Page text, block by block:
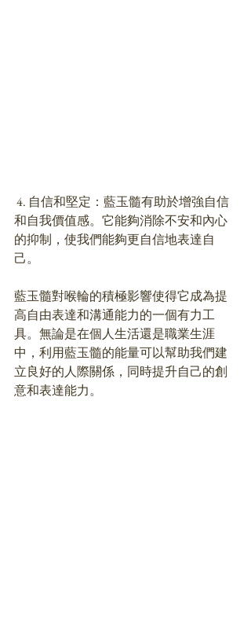
和自我價值感。它能夠消除不安和內心
的抑制，使我們能夠更自信地表達自
己。
藍玉髓對喉輪的積極影響使得它成為提
高自由表達和溝通能力的一個有力工
具。無論是在個人生活還是職業生涯
中，利用藍玉髓的能量可以幫助我們建
立良好的人際關係，同時提升自己的創
意和表達能力。